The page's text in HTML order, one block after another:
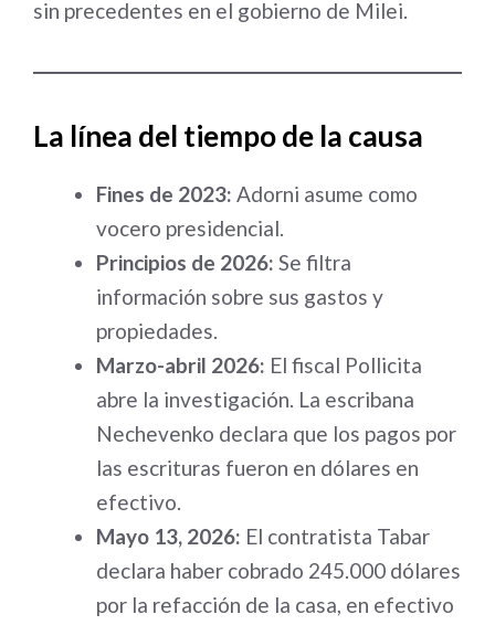
sin precedentes en el gobierno de Milei.
La línea del tiempo de la causa
Fines de 2023: Adorni asume como
vocero presidencial.
Principios de 2026: Se filtra
información sobre sus gastos y
propiedades.
Marzo-abril 2026: El fiscal Pollicita
abre la investigación. La escribana
Nechevenko declara que los pagos por
las escrituras fueron en dólares en
efectivo.
Mayo 13, 2026: El contratista Tabar
declara haber cobrado 245.000 dólares
por la refacción de la casa, en efectivo